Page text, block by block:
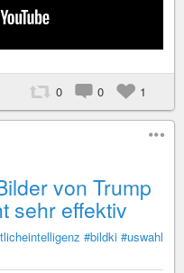
0 0 1
von Trump
sehr effektiv
#bildki #uswahl